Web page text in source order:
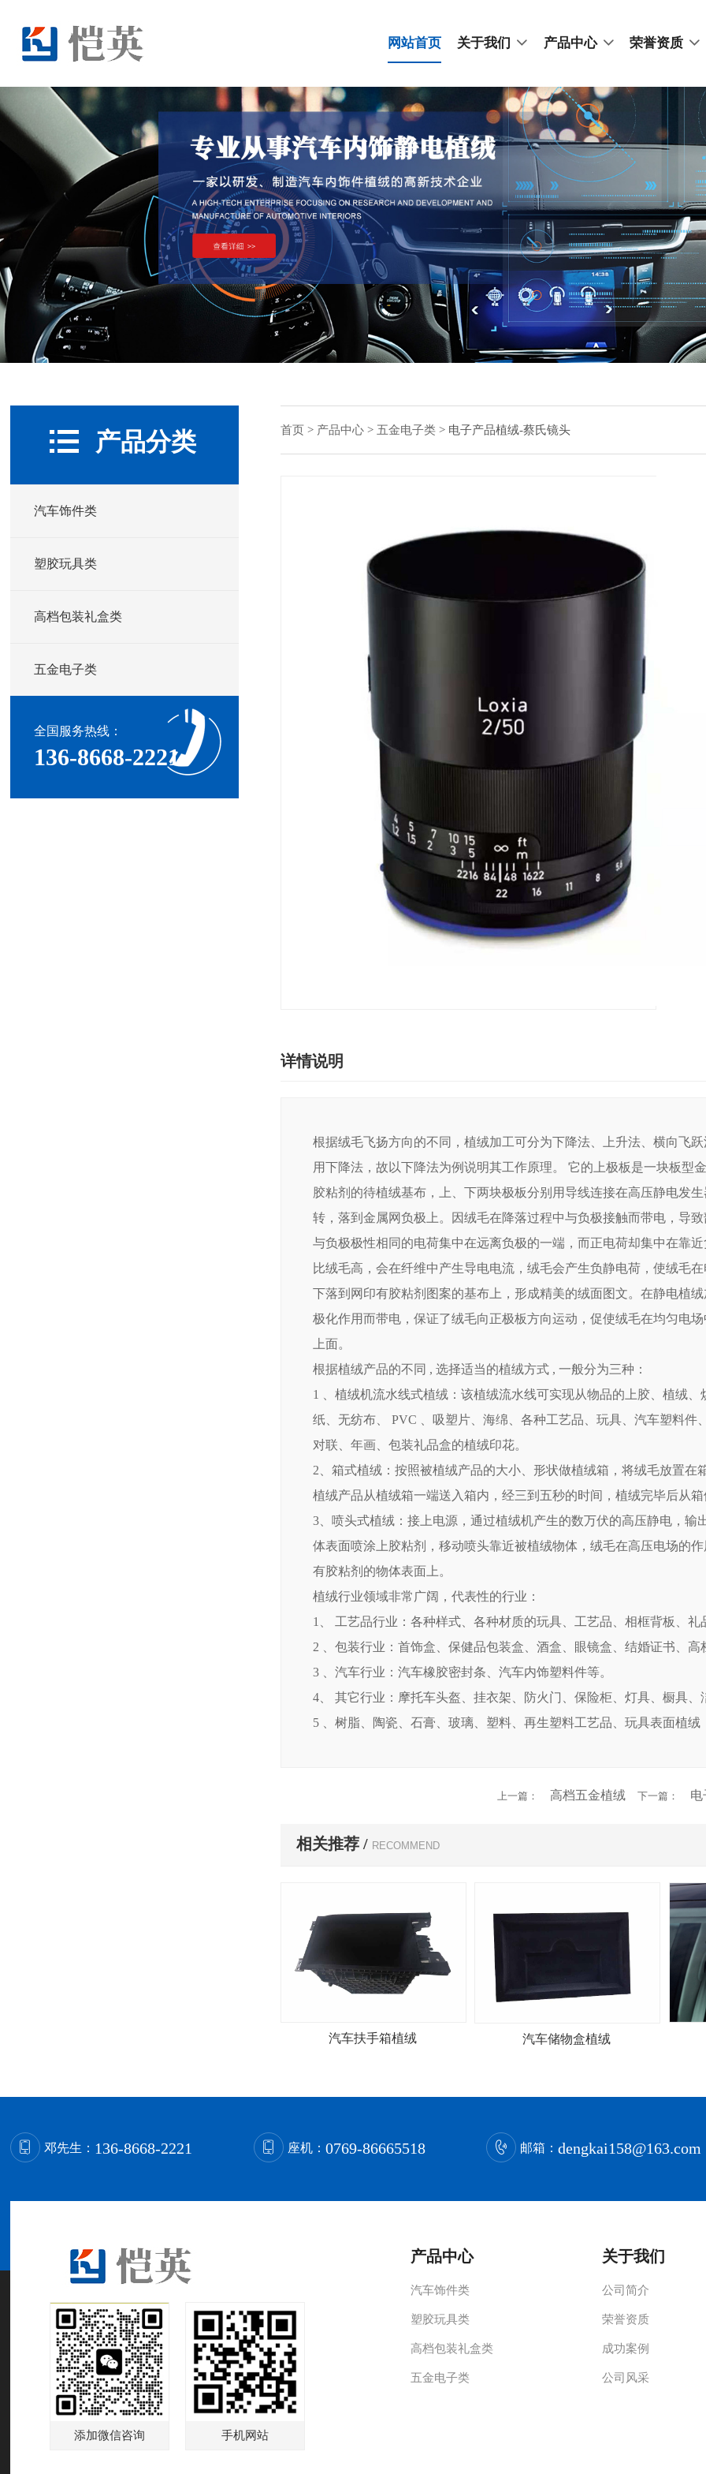
网站首页 关于我们 产品中心 荣誉资质
产品分类
汽车饰件类
塑胶玩具类
高档包装礼盒类
五金电子类
全国服务热线：
136-8668-2221
首页> 产品中心> 五金电子类> 电子产品植绒-蔡氏镜头
根
飞
详情说明
根据绒毛飞扬方向的不同，植绒加工可分为下降法、上升法、横向飞
用下降法，故以下降法为例说明其工作原理。 它的上极板是一块板型
胶粘剂的待植绒基布，上、下两块极板分别用导线连接在高压静电发
转，落到金属网负极上。因绒毛在降落过程中与负极接触而带电，导
与负极极性相同的电荷集中在远离负极的一端，而正电荷却集中在靠
比绒毛高，会在纤维中产生导电电流，绒毛会产生负静电荷，使绒毛
下落到网印有胶粘剂图案的基布上，形成精美的绒面图文。在静电植
极化作用而带电，保证了绒毛向正极板方向运动，促使绒毛在均匀电
上面。
根据植绒产品的不同 , 选择适当的植绒方式 , 一般分为三种：
1 、植绒机流水线式植绒：该植绒流水线可实现从物品的上胶、植绒
纸、无纺布、 PVC 、吸塑片、海绵、各种工艺品、玩具、汽车塑料件
对联、年画、包装礼品盒的植绒印花。
2、箱式植绒：按照被植绒产品的大小、形状做植绒箱，将绒毛放置
植绒产品从植绒箱一端送入箱内，经三到五秒的时间，植绒完毕后从
3、喷头式植绒：接上电源，通过植绒机产生的数万伏的高压静电，
体表面喷涂上胶粘剂，移动喷头靠近被植绒物体，绒毛在高压电场的
有胶粘剂的物体表面上。
植绒行业领域非常广阔，代表性的行业：
1、 工艺品行业：各种样式、各种材质的玩具、工艺品、相框背板、礼
2 、包装行业：首饰盒、保健品包装盒、酒盒、眼镜盒、结婚证书、
3 、汽车行业：汽车橡胶密封条、汽车内饰塑料件等。
4、 其它行业：摩托车头盔、挂衣架、防火门、保险柜、灯具、橱具、
5 、树脂、陶瓷、石膏、玻璃、塑料、再生塑料工艺品、玩具表面植绒
上一篇： 高档五金植绒 下一篇： 电
相关推荐 / RECOMMEND
汽车扶手箱植绒 汽车储物盒植绒
邓先生： 136-8668-2221 座机： 0769-86665518 邮箱：dengkai158@163.com
添加微信咨询 手机网站
产品中心
汽车饰件类
塑胶玩具类
高档包装礼盒类
五金电子类
关于我们
公司简介
荣誉资质
成功案例
公司风采